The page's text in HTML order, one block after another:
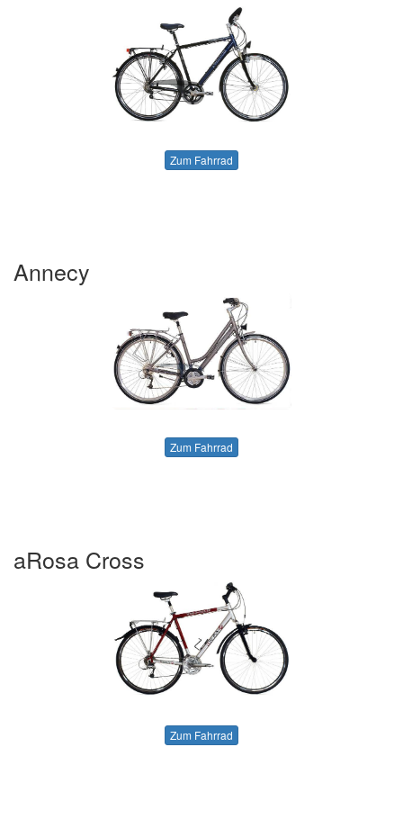
Zum Fahrrad
Annecy
Zum Fahrrad
aRosa Cross
Zum Fahrrad